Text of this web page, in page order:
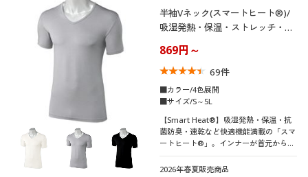
半袖Vネック(スマートヒート®)/
吸湿発熱・保温・ストレッチ・抗
869円～
69件
■カラー/4色展開
■サイズ/S～5L
【Smart Heat®】吸湿発熱・保温・抗
菌防臭・速乾など快適機能満載の「スマ
ートヒート®」。インナーが首元から見
えないVネック。
2026年春夏販売商品